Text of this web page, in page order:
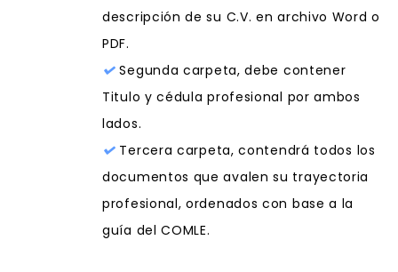
descripción de su C.V. en archivo Word o
PDF.
Segunda carpeta, debe contener
Titulo y cédula profesional por ambos
lados.
Tercera carpeta, contendrá todos los
documentos que avalen su trayectoria
profesional, ordenados con base a la
guía del COMLE.